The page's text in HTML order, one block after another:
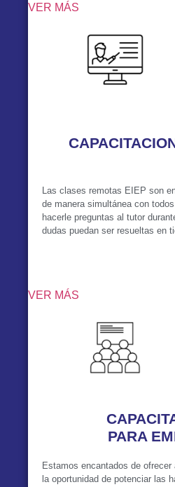
VER MÁS
Las clases remotas EIEP son
de manera simultánea con
hacerle preguntas al tutor
dudas puedan ser resueltas en
VER MÁS
PARA
Estamos encantados de
la oportunidad de potenciar las